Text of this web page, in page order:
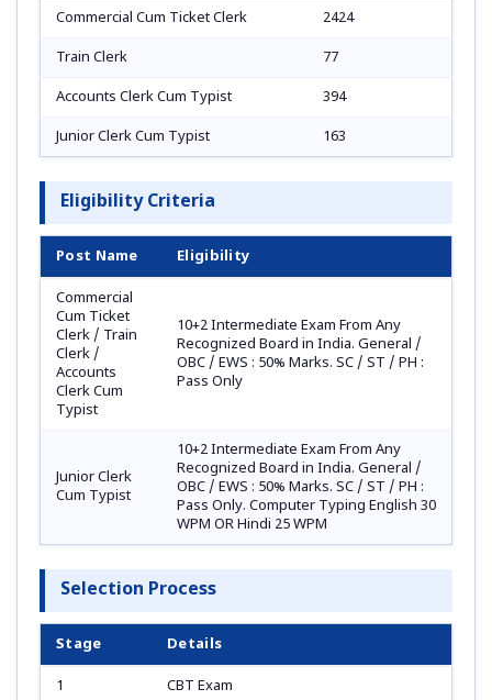
Commercial Cum Ticket Clerk 2424
Train Clerk 77
Accounts Clerk Cum Typist 394
Junior Clerk Cum Typist 163
Eligibility Criteria
Post Name Eligibility
Commercial
Cum Ticket
Clerk / Train
Clerk /
Accounts
Clerk Cum
Typist
10+2 Intermediate Exam From Any
Recognized Board in India. General /
OBC / EWS : 50% Marks. SC / ST / PH :
Pass Only
Junior Clerk
Cum Typist
10+2 Intermediate Exam From Any
Recognized Board in India. General /
OBC / EWS : 50% Marks. SC / ST / PH :
Pass Only. Computer Typing English 30
WPM OR Hindi 25 WPM
Selection Process
Stage Details
1 CBT Exam